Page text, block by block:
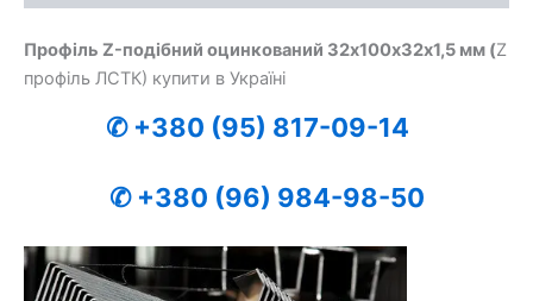
мм
кількість
Профіль Z-подібний оцинкований 32х100х32х1,5 мм (Z
профіль ЛСТК) купити в Україні
✆ +380 (95) 817-09-14
✆ +380 (96) 984-98-50